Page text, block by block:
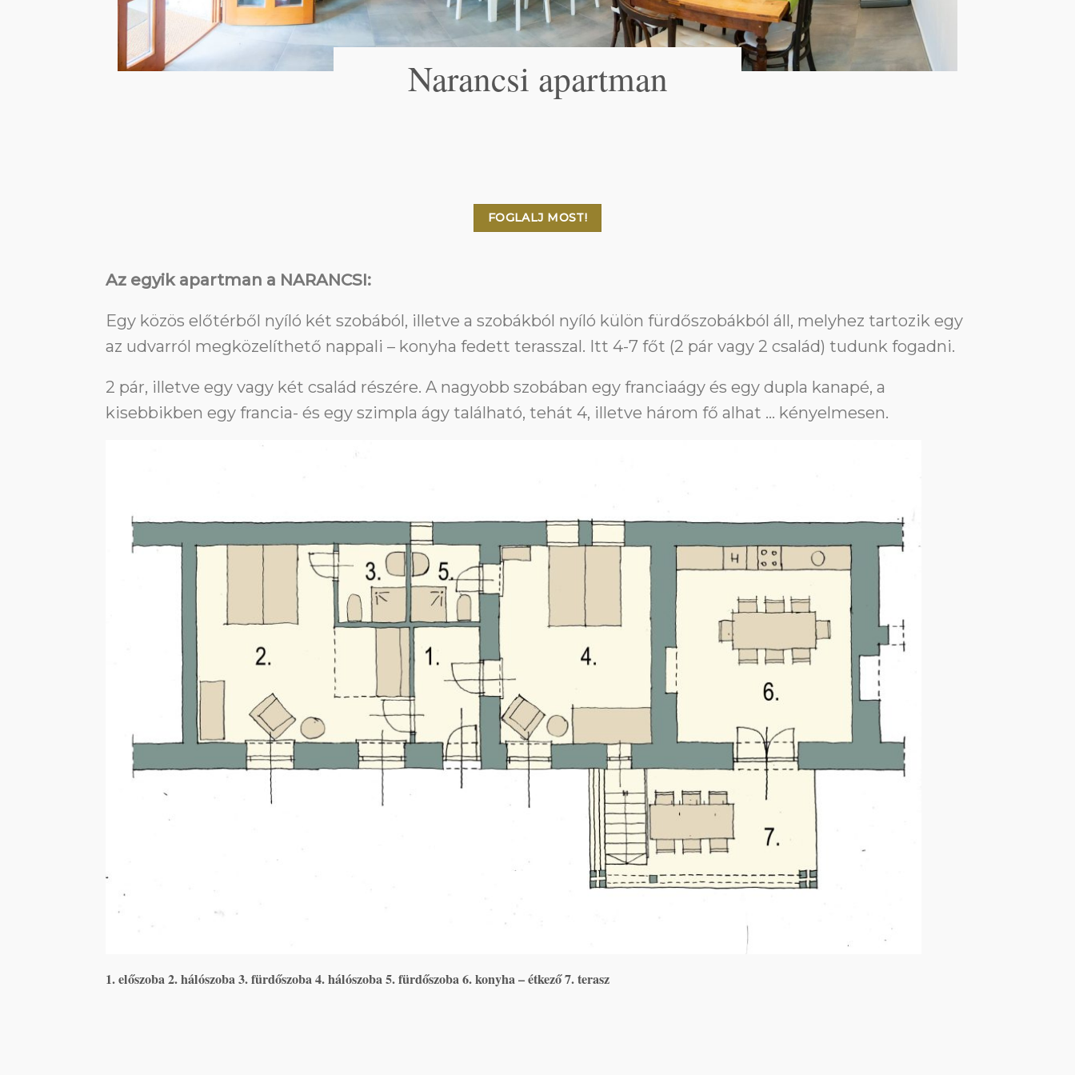
Narancsi apartman
FOGLALJ MOST!
Az egyik apartman a NARANCSI:
Egy közös előtérből nyíló két szobából, illetve a szobákból nyíló külön fürdőszobákból áll, melyhez tartozik egy
az udvarról megközelíthető nappali – konyha fedett terasszal. Itt 4-7 főt (2 pár vagy 2 család) tudunk fogadni.
2 pár, illetve egy vagy két család részére. A nagyobb szobában egy franciaágy és egy dupla kanapé, a
kisebbikben egy francia- és egy szimpla ágy található, tehát 4, illetve három fő alhat … kényelmesen.
1. előszoba 2. hálószoba 3. fürdőszoba 4. hálószoba 5. fürdőszoba 6. konyha – étkező 7. terasz